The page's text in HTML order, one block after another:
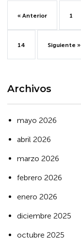
« Anterior 1
14 Siguiente »
Archivos
mayo 2026
abril 2026
marzo 2026
febrero 2026
enero 2026
diciembre 2025
octubre 2025